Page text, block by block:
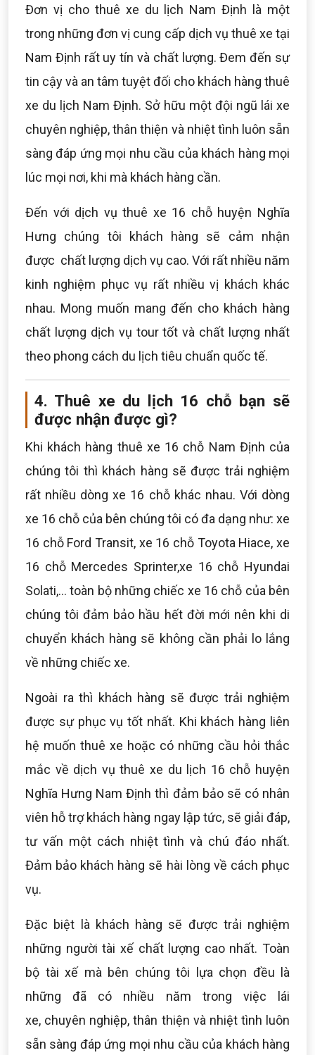
Đơn vị cho thuê xe du lịch Nam Định là một
trong những đơn vị cung cấp dịch vụ thuê xe tại
Nam Định rất uy tín và chất lượng. Đem đến sự
tin cậy và an tâm tuyệt đối cho khách hàng thuê
xe du lịch Nam Định. Sở hữu một đội ngũ lái xe
chuyên nghiệp, thân thiện và nhiệt tình luôn sẵn
sàng đáp ứng mọi nhu cầu của khách hàng mọi
lúc mọi nơi, khi mà khách hàng cần.
Đến với dịch vụ thuê xe 16 chỗ huyện Nghĩa
Hưng chúng tôi khách hàng sẽ cảm nhận
được chất lượng dịch vụ cao. Với rất nhiều năm
kinh nghiệm phục vụ rất nhiều vị khách khác
nhau. Mong muốn mang đến cho khách hàng
chất lượng dịch vụ tour tốt và chất lượng nhất
theo phong cách du lịch tiêu chuẩn quốc tế.
4. Thuê xe du lịch 16 chỗ bạn sẽ
được nhận được gì?
Khi khách hàng thuê xe 16 chỗ Nam Định của
chúng tôi thì khách hàng sẽ được trải nghiệm
rất nhiều dòng xe 16 chỗ khác nhau. Với dòng
xe 16 chỗ của bên chúng tôi có đa dạng như: xe
16 chỗ Ford Transit, xe 16 chỗ Toyota Hiace, xe
16 chỗ Mercedes Sprinter,xe 16 chỗ Hyundai
Solati,... toàn bộ những chiếc xe 16 chỗ của bên
chúng tôi đảm bảo hầu hết đời mới nên khi di
chuyển khách hàng sẽ không cần phải lo lắng
về những chiếc xe.
Ngoài ra thì khách hàng sẽ được trải nghiệm
được sự phục vụ tốt nhất. Khi khách hàng liên
hệ muốn thuê xe hoặc có những cầu hỏi thắc
mắc về dịch vụ thuê xe du lịch 16 chỗ huyện
Nghĩa Hưng Nam Định thì đảm bảo sẽ có nhân
viên hỗ trợ khách hàng ngay lập tức, sẽ giải đáp,
tư vấn một cách nhiệt tình và chú đáo nhất.
Đảm bảo khách hàng sẽ hài lòng về cách phục
vụ.
Đặc biệt là khách hàng sẽ được trải nghiệm
những người tài xế chất lượng cao nhất. Toàn
bộ tài xế mà bên chúng tôi lựa chọn đều là
những đã có nhiều năm trong việc lái
xe, chuyên nghiệp, thân thiện và nhiệt tình luôn
sẵn sàng đáp ứng mọi nhu cầu của khách hàng